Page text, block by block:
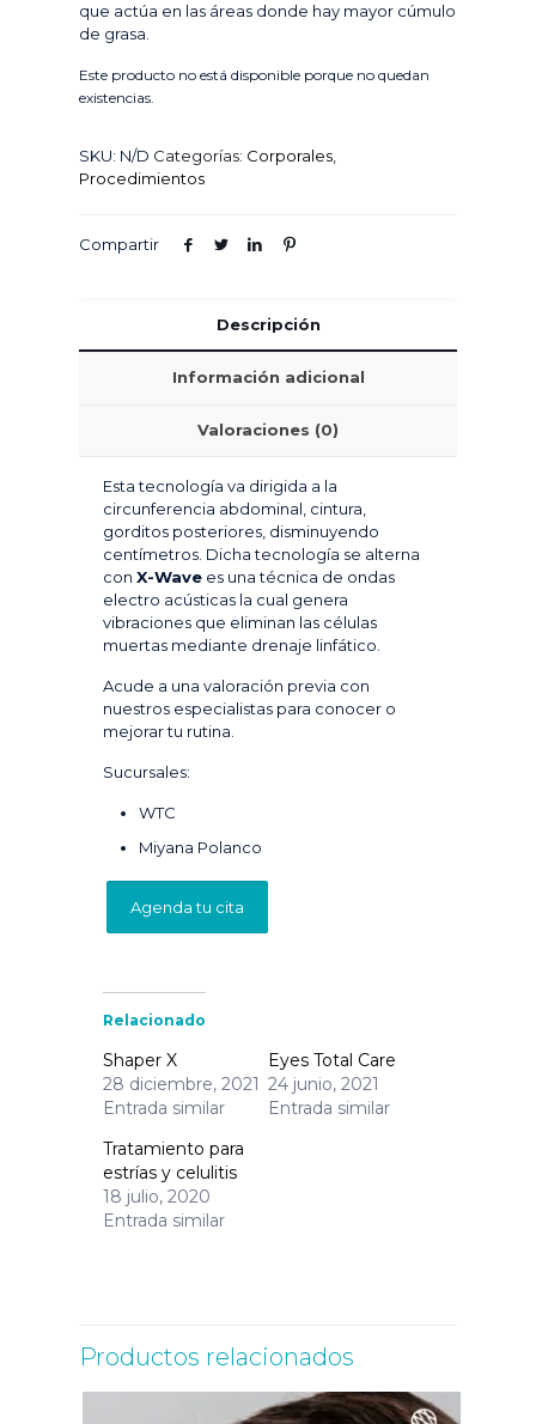
que actúa en las áreas donde hay mayor cúmulo
de grasa.
Este producto no está disponible porque no quedan
existencias.
SKU: N/D Categorías: Corporales,
Procedimientos
Compartir
Descripción
Información adicional
Valoraciones (0)
Esta tecnología va dirigida a la
circunferencia abdominal, cintura,
gorditos posteriores, disminuyendo
centímetros. Dicha tecnología se alterna
con X-Wave es una técnica de ondas
electro acústicas la cual genera
vibraciones que eliminan las células
muertas mediante drenaje linfático.
Acude a una valoración previa con
nuestros especialistas para conocer o
mejorar tu rutina.
Sucursales:
WTC
Miyana Polanco
Agenda tu cita
Relacionado
Shaper X
28 diciembre, 2021
Entrada similar
Eyes Total Care
24 junio, 2021
Entrada similar
Tratamiento para
estrías y celulitis
18 julio, 2020
Entrada similar
Productos relacionados